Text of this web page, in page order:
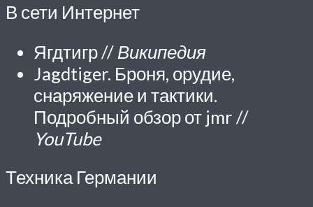
В сети Интернет
Ягдтигр // Википедия
Jagdtiger. Броня, орудие,
снаряжение и тактики.
Подробный обзор от jmr //
YouTube
Техника Германии